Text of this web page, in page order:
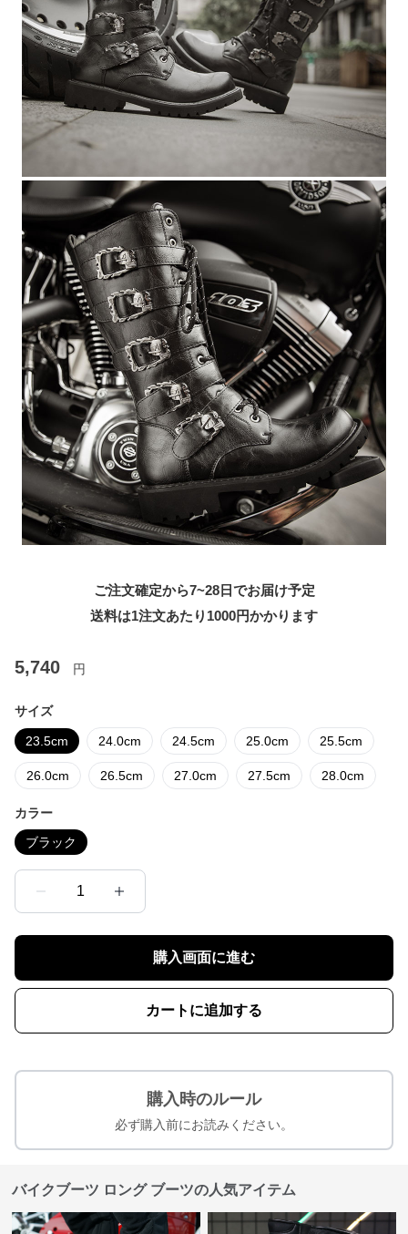
ご注文確定から7~28日でお届け予定
送料は1注文あたり 1000円かかります
5,740 円
サイズ
23.5cm 24.0cm 24.5cm 25.0cm 25.5cm
26.0cm 26.5cm 27.0cm 27.5cm 28.0cm
カラー
ブラック
1
購入画面に進む
カートに追加する
購入時のルール
必ず購入前にお読みください。
バイクブーツ ロング ブーツの人気アイテム